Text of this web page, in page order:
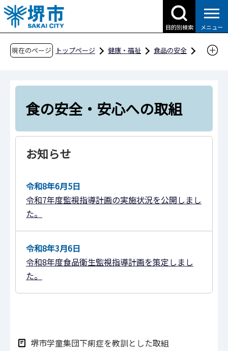
こ
の
ペ
目的別検索 メニュー
現在のページ トップページ 健康・福祉
食品の安全
食の安全・安心への取組
お知らせ
令和8年6月5日
令和7年度監視指導計画の実施状況を公開しまし
た。
令和8年3月6日
令和8年度食品衛生監視指導計画を策定しまし
た。
堺市学童集団下痢症を教訓とした取組